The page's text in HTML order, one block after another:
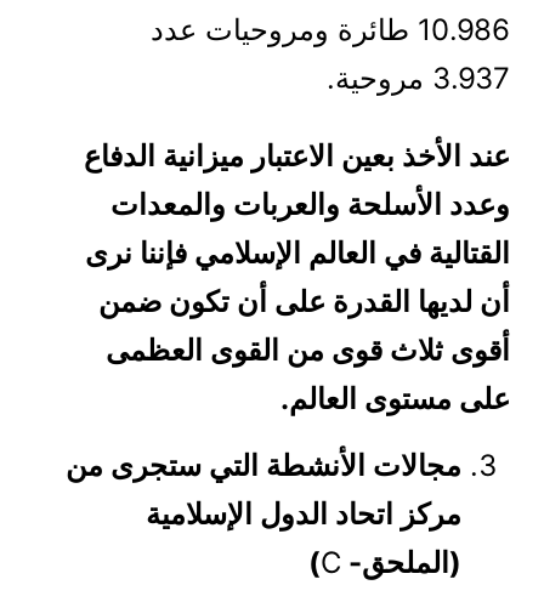
10.986 طائرة ومروحيات عدد
3.937 مروحية.
عند الأخذ بعين الاعتبار ميزانية الدفاع
وعدد الأسلحة والعربات والمعدات
القتالية في العالم الإسلامي فإننا نرى
أن لديها القدرة على أن تكون ضمن
أقوى ثلاث قوى من القوى العظمى
على مستوى العالم.
مجالات الأنشطة التي ستجرى من
مركز اتحاد الدول الإسلامية
(الملحق- C
)